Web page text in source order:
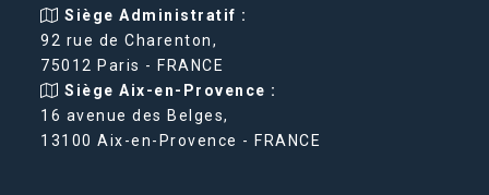
Siège Administratif :
92 rue de Charenton,
75012 Paris - FRANCE
Siège Aix-en-Provence :
16 avenue des Belges,
13100 Aix-en-Provence - FRANCE